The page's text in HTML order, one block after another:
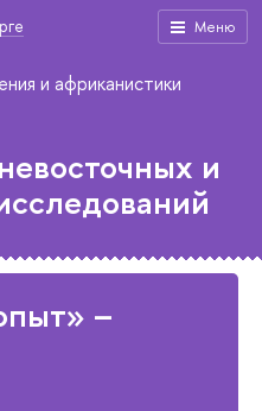
Меню
и африканистики
и
–